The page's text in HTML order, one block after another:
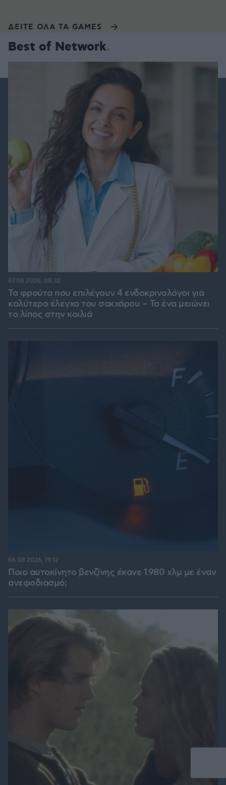
ΔΕΙΤΕ ΟΛΑ ΤΑ GAMES
Best of Network
Τα φρούτα που επιλέγουν 4 ενδοκρινολόγοι για
καλύτερο έλεγχο του σακχάρου – Το ένα μειώνει
το λίπος στην κοιλιά
07.08.2026, 08:32
Ποιο αυτοκίνητο βενζίνης έκανε 1.980 χλμ με έναν
ανεφοδιασμό;
06.08.2026, 19:12